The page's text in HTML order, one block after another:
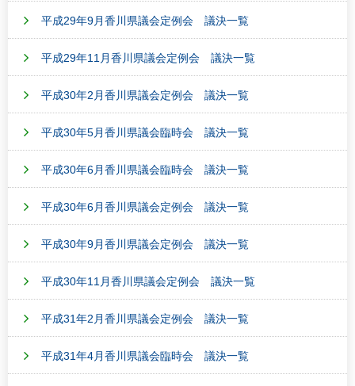
平成29年9月香川県議会定例会 議決一覧
平成29年11月香川県議会定例会 議決一覧
平成30年2月香川県議会定例会 議決一覧
平成30年5月香川県議会臨時会 議決一覧
平成30年6月香川県議会臨時会 議決一覧
平成30年6月香川県議会定例会 議決一覧
平成30年9月香川県議会定例会 議決一覧
平成30年11月香川県議会定例会 議決一覧
平成31年2月香川県議会定例会 議決一覧
平成31年4月香川県議会臨時会 議決一覧